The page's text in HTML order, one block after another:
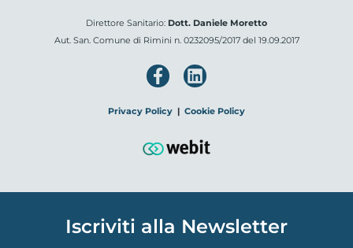
Direttore Sanitario: Dott. Daniele Moretto
Aut. San. Comune di Rimini n. 0232095/2017 del 19.09.2017
Privacy Policy | Cookie Policy
Iscriviti alla Newsletter